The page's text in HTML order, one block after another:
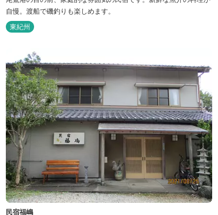
自慢。渡船で磯釣りも楽しめます。
東紀州
民宿福嶋